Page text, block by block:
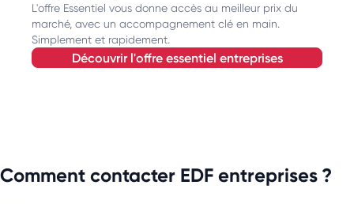
L'offre Essentiel vous donne accès au meilleur prix du
marché, avec un accompagnement clé en main.
Simplement et rapidement.
découvrir l'offre essentiel entreprises
Comment contacter EDF entreprises ?